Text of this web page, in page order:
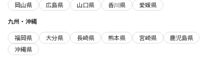
岡山県
広島県 山口県 香川県
愛媛県
九州・沖縄
福岡県
大分県 長崎県 熊本県 宮崎県
鹿児島県
沖縄県